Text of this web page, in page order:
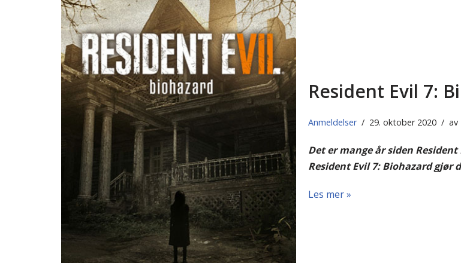
Resident Evil 7:
Anmeldelser 29. oktober 2020 av
Det er mange år siden
Resident Evil 7: Biohazard gjør
Les mer »